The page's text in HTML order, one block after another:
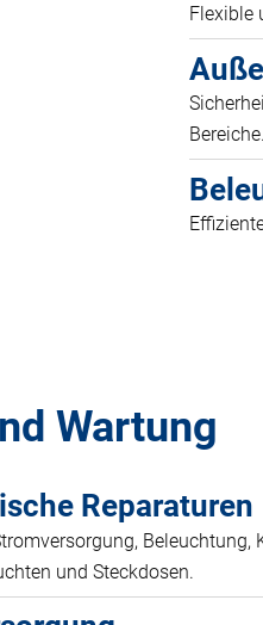
Flexible
Bereiche.
Wartung
Reparaturen
und Steckdosen.